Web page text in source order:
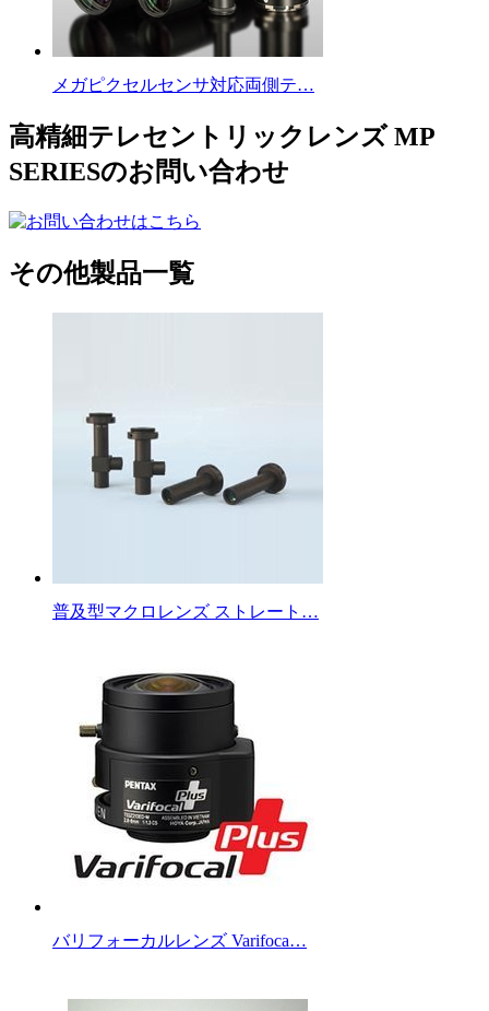
メガピクセルセンサ対応両側テ…
高精細テレセントリックレンズ MP
SERIESのお問い合わせ
その他製品一覧
普及型マクロレンズ ストレート…
バリフォーカルレンズ Varifoca…